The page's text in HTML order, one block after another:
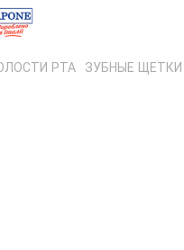
РТА ЗУБНЫЕ ЩЕТКИ